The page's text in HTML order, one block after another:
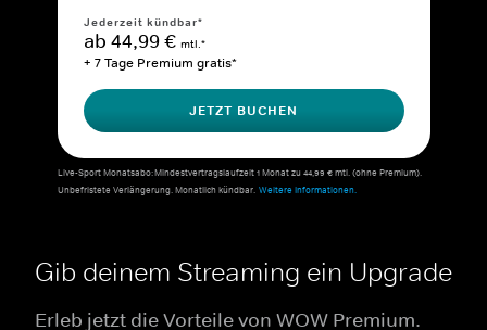
Jederzeit kündbar*
ab 44,99 € mtl.*
+ 7 Tage Premium gratis*
JETZT BUCHEN
Live-Sport Monatsabo: Mindestvertragslaufzeit 1 Monat zu 44,99 € mtl. (ohne Premium).
Unbefristete Verlängerung. Monatlich kündbar. Weitere Informationen.
Gib deinem Streaming ein Upgrade
Erleb jetzt die Vorteile von WOW Premium.